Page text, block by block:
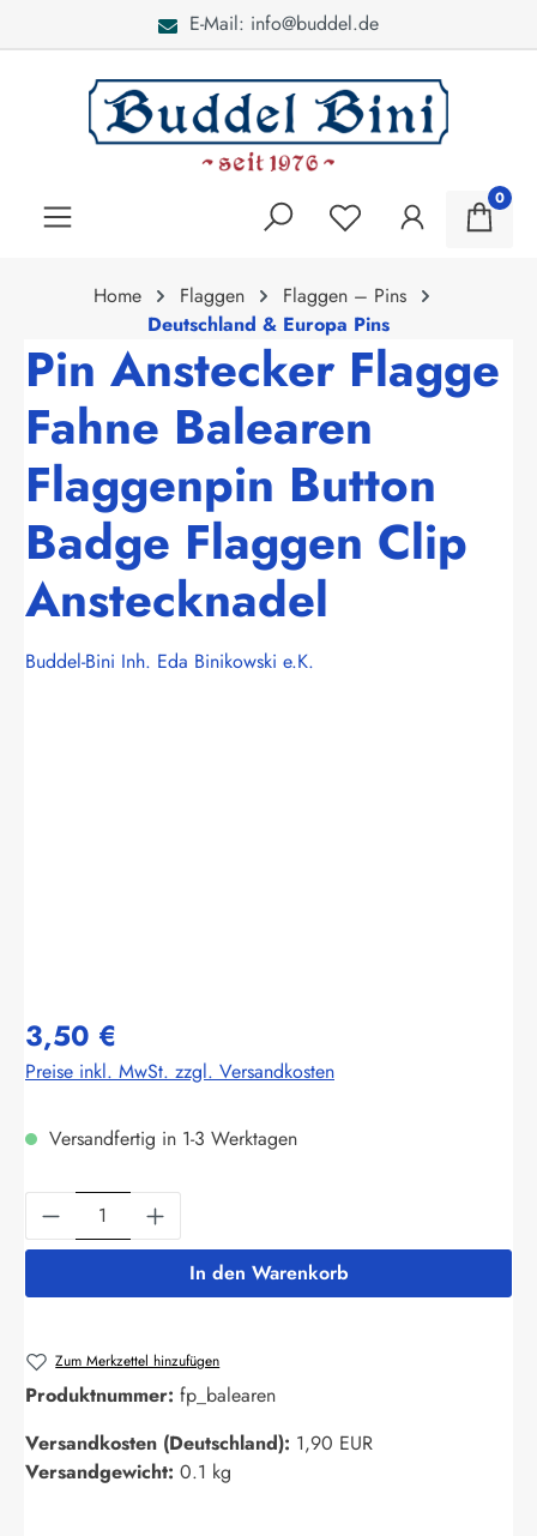
E-Mail: info@buddel.de
0
Home Flaggen
Flaggen – Pins
Deutschland & Europa Pins
Pin Anstecker Flagge
Fahne Balearen
Flaggenpin Button
Badge Flaggen Clip
Anstecknadel
Buddel-Bini Inh. Eda Binikowski e.K.
3,50 €
Preise inkl. MwSt. zzgl. Versandkosten
Versandfertig in 1-3 Werktagen
Produkt Anzahl: Gib den gewünschten
In den Warenkorb
Zum Merkzettel hinzufügen
Produktnummer: fp_balearen
Versandkosten (Deutschland): 1,90 EUR
Versandgewicht: 0.1 kg